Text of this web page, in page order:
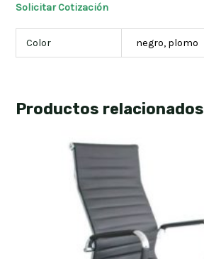
Solicitar Cotización
Color negro, plomo
Productos relacionados